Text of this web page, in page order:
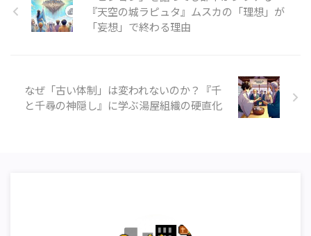
『天空の城ラピュタ』ムスカの「理想」が
「妄想」で終わる理由
なぜ「古い体制」は変われないのか？『千
と千尋の神隠し』に学ぶ湯屋組織の硬直化